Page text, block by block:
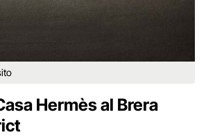
Hermès al Brera